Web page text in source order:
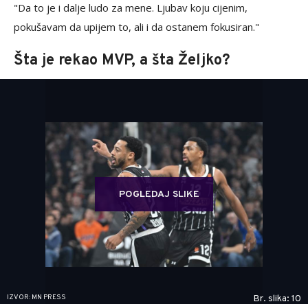
"Da to je i dalje ludo za mene. Ljubav koju cijenim,
pokušavam da upijem to, ali i da ostanem fokusiran."
Šta je rekao MVP, a šta Željko?
POGLEDAJ SLIKE
IZVOR: MN PRESS Br. slika: 10